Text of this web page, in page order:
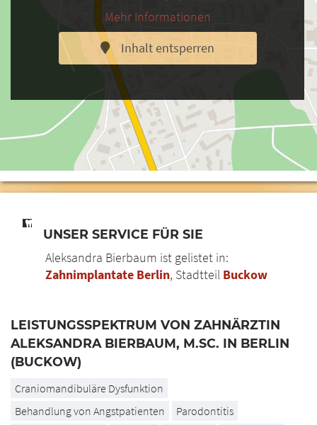
Mehr Informationen
Inhalt entsperren
UNSER SERVICE FÜR SIE
Aleksandra Bierbaum ist gelistet in:
Zahnimplantate Berlin, Stadtteil Buckow
LEISTUNGSSPEKTRUM VON ZAHNÄRZTIN
ALEKSANDRA BIERBAUM, M.SC. IN BERLIN
(BUCKOW)
Craniomandibuläre Dysfunktion
Behandlung von Angstpatienten
Parodontitis